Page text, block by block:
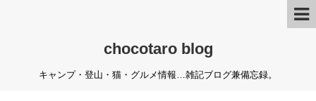
chocotaro blog
キャンプ・登山・猫・グルメ情報…雑記ブログ兼備忘録。